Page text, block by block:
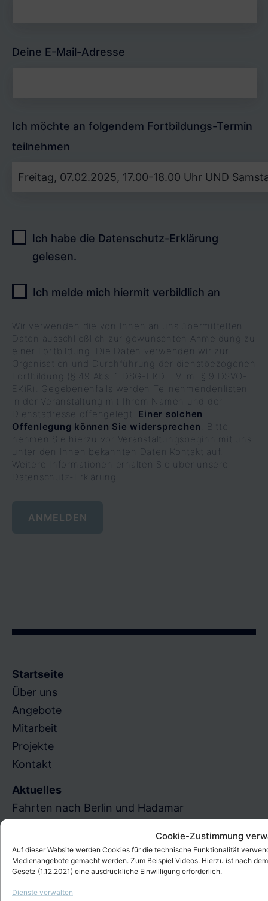
Cookie-Zustimmung
Auf dieser Website werden Cookies für die technische Funktionalität
Medienangebote gemacht werden. Zum Beispiel Videos. Hierzu ist nach
Gesetz (1.12.2021) eine ausdrückliche Einwilligung erforderlich.
Dienste verwalten
Deine E-Mail-Adresse
Ich möchte an folgendem Fortbildungs-Termin
teilnehmen
i
t
s
e
d
e
l
e
r
.
Ich habe die Datenschutz-Erklärung
gelesen.
Ich melde mich hiermit verbildlich an
Wir verwenden die von Ihnen an uns übermittelten
Daten ausschließlich zur gewünschten Anmeldung zu
einer Fortbildung. Die Daten verwenden wir zur
Organisation und Durchführung der dienstbezogenen
Fortbildung (§ 49 Abs. 1 DSG-EKD i. V. m. § 9 DSVO-
EKiR). Gegebenenfalls werden Teilnehmendenlisten
in der Veranstaltung mit Ihrem Namen und der
Dienstadresse offengelegt. Einer solchen
Offenlegung können Sie widersprechen
. Bitte
nehmen Sie hierzu vor Veranstaltungsbeginn mit uns
unter den Ihnen bekannten Daten Kontakt auf.
Weitere Informationen erhalten Sie über unsere
Datenschutz-Erklärung
Startseite
Über uns
Angebote
Mitarbeit
Projekte
Kontakt
Aktuelles
Fahrten nach Berlin und Hadamar
Jahre Kämpfe der Behindertenbewegung
Das Freizeitenprogramm 2026 ist da!
E-Mail:menschenstadt-essen@evkirche-